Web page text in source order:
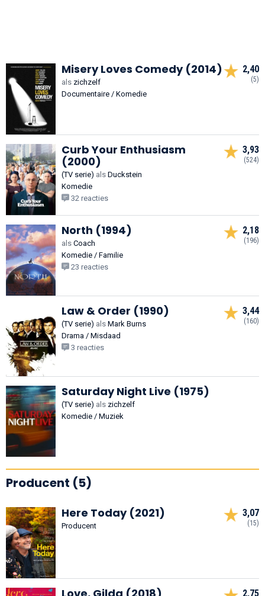
Misery Loves Comedy (2014)
als zichzelf
Documentaire / Komedie
2,40
(5)
Curb Your Enthusiasm
(2000)
(TV serie) als Duckstein
Komedie
32 reacties
3,93
(524)
North (1994)
als Coach
Komedie / Familie
23 reacties
2,18
(196)
Law & Order (1990)
(TV serie) als Mark Burns
Drama / Misdaad
3 reacties
3,44
(160)
Saturday Night Live (1975)
(TV serie) als zichzelf
Komedie / Muziek
Producent (5)
Here Today (2021)
Producent
3,07
(15)
2,75